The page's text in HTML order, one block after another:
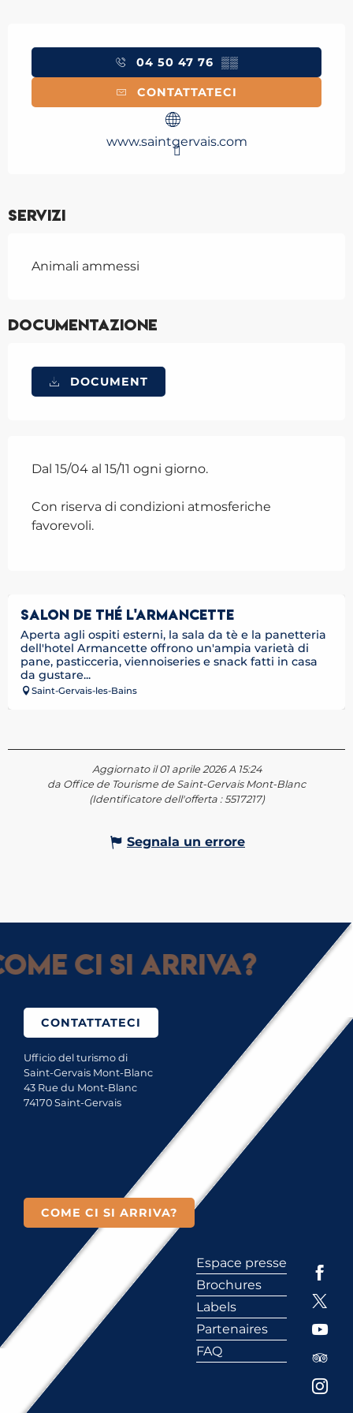
04 50 47 76 ▒▒
CONTATTATECI
www.saintgervais.com
Servizi
Animali ammessi
Documentazione
DOCUMENT
Dal 15/04 al 15/11 ogni giorno.
Con riserva di condizioni atmosferiche
favorevoli.
SALON DE THÉ L'ARMANCETTE
Aperta agli ospiti esterni, la sala da tè e la panetteria
dell'hotel Armancette offrono un'ampia varietà di
pane, pasticceria, viennoiseries e snack fatti in casa
da gustare...
Saint-Gervais-les-Bains
Aggiornato il 01 aprile 2026 A 15:24
da Office de Tourisme de Saint-Gervais Mont-Blanc
(Identificatore dell'offerta :5517217)
Segnala un errore
ci si arriva?
CONTATTATECI
Ufficio del turismo di
Saint-Gervais Mont-Blanc
43 Rue du Mont-Blanc
74170 Saint-Gervais
COME CI SI ARRIVA?
Espace presse
Brochures
Labels
Partenaires
FAQ